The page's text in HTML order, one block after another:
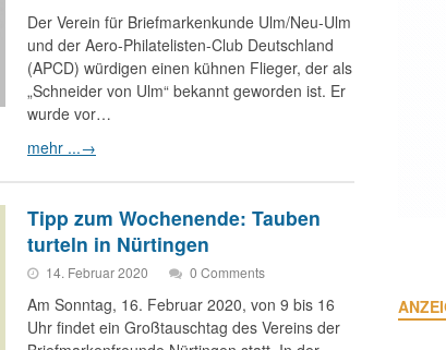
Der Verein für Briefmarkenkunde Ulm/Neu-Ulm
und der Aero-Philatelisten-Club Deutschland
(APCD) würdigen einen kühnen Flieger, der als
„Schneider von Ulm“ bekannt geworden ist. Er
wurde vor…
mehr ...→
Tipp zum Wochenende: Tauben
turteln in Nürtingen
14. Februar 2020 0 Comments
Am Sonntag, 16. Februar 2020, von 9 bis 16
Uhr findet ein Großtauschtag des Vereins der